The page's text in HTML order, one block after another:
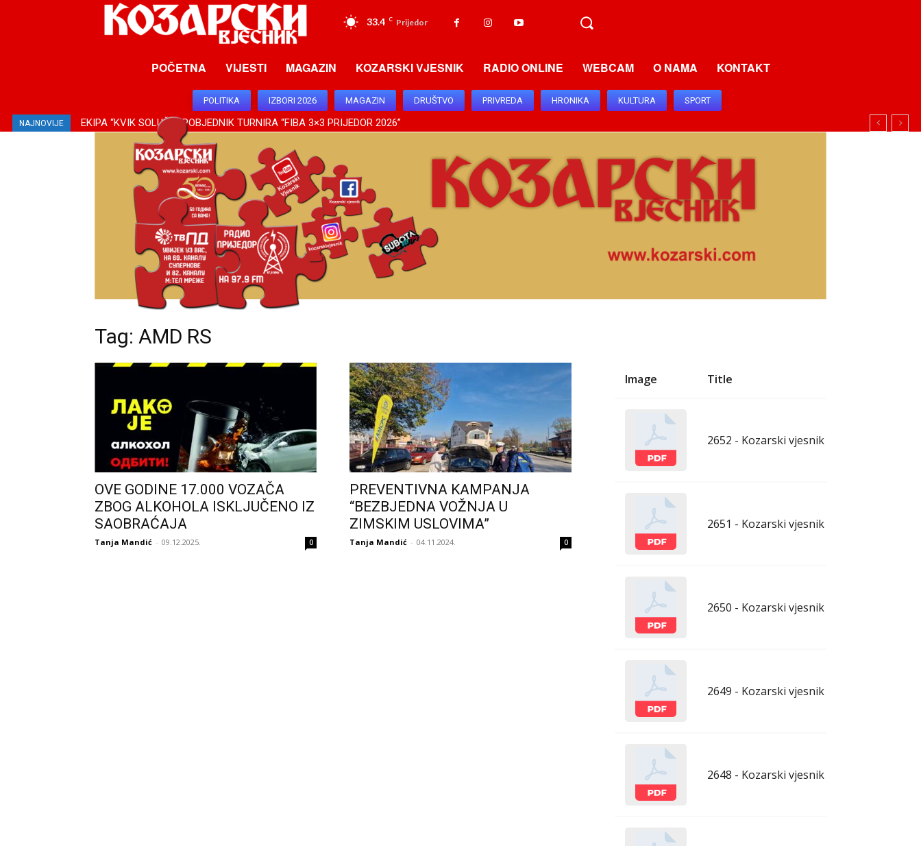
33.4 C Prijedor
POČETNA VIJESTI MAGAZIN KOZARSKI VJESNIK RADIO ONLINE WEBCAM O NAMA KONTAKT
POLITIKA IZBORI 2026 MAGAZIN DRUŠTVO PRIVREDA HRONIKA KULTURA SPORT
NAJNOVIJE EKIPA “KVIK SOLUŠN” POBJEDNIK TURNIRA “FIBA 3×3 PRIJEDOR 2026”
Tag: AMD RS
OVE GODINE 17.000 VOZAČA
ZBOG ALKOHOLA ISKLJUČENO IZ
SAOBRAĆAJA
Tanja Mandić - 09.12.2025. 0
PREVENTIVNA KAMPANJA
“BEZBJEDNA VOŽNJA U
ZIMSKIM USLOVIMA”
Tanja Mandić - 04.11.2024. 0
Image Title
2652 - Kozarski vjesnik - 31.7.2026.
2651 - Kozarski vjesnik - 24.7.2026.
2650 - Kozarski vjesnik - 17.7.2026.
2649 - Kozarski vjesnik - 10.7.2026.
2648 - Kozarski vjesnik - 3.7.2026.